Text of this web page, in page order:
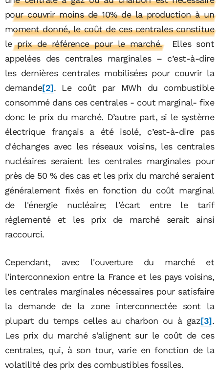
pour couvrir moins de 10% de la production à un
moment donné, le coût de ces centrales constitue
le prix de référence pour le marché.
Elles sont
appelées des centrales marginales – c’est-à-dire
les dernières centrales mobilisées pour couvrir la
demande[2]. Le coût par MWh du combustible
consommé dans ces centrales - cout marginal- fixe
donc le prix du marché. D’autre part, si le système
électrique français a été isolé, c’est-à-dire pas
d'échanges avec les réseaux voisins, les centrales
nucléaires seraient les centrales marginales pour
près de 50 % des cas et les prix du marché seraient
généralement fixés en fonction du coût marginal
de l'énergie nucléaire; l'écart entre le tarif
réglementé et les prix de marché serait ainsi
raccourci.
Cependant, avec l'ouverture du marché et
l'interconnexion entre la France et les pays voisins,
les centrales marginales nécessaires pour satisfaire
la demande de la zone interconnectée sont la
plupart du temps celles au charbon ou à gaz[3].
Les prix du marché s'alignent sur le coût de ces
centrales, qui, à son tour, varie en fonction de la
volatilité des prix des combustibles fossiles.